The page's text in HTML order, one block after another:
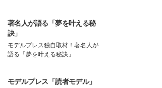
著名人が語る「夢を叶える秘
訣」
モデルプレス独自取材！著名人が
語る「夢を叶える秘訣」
モデルプレス「読者モデル」